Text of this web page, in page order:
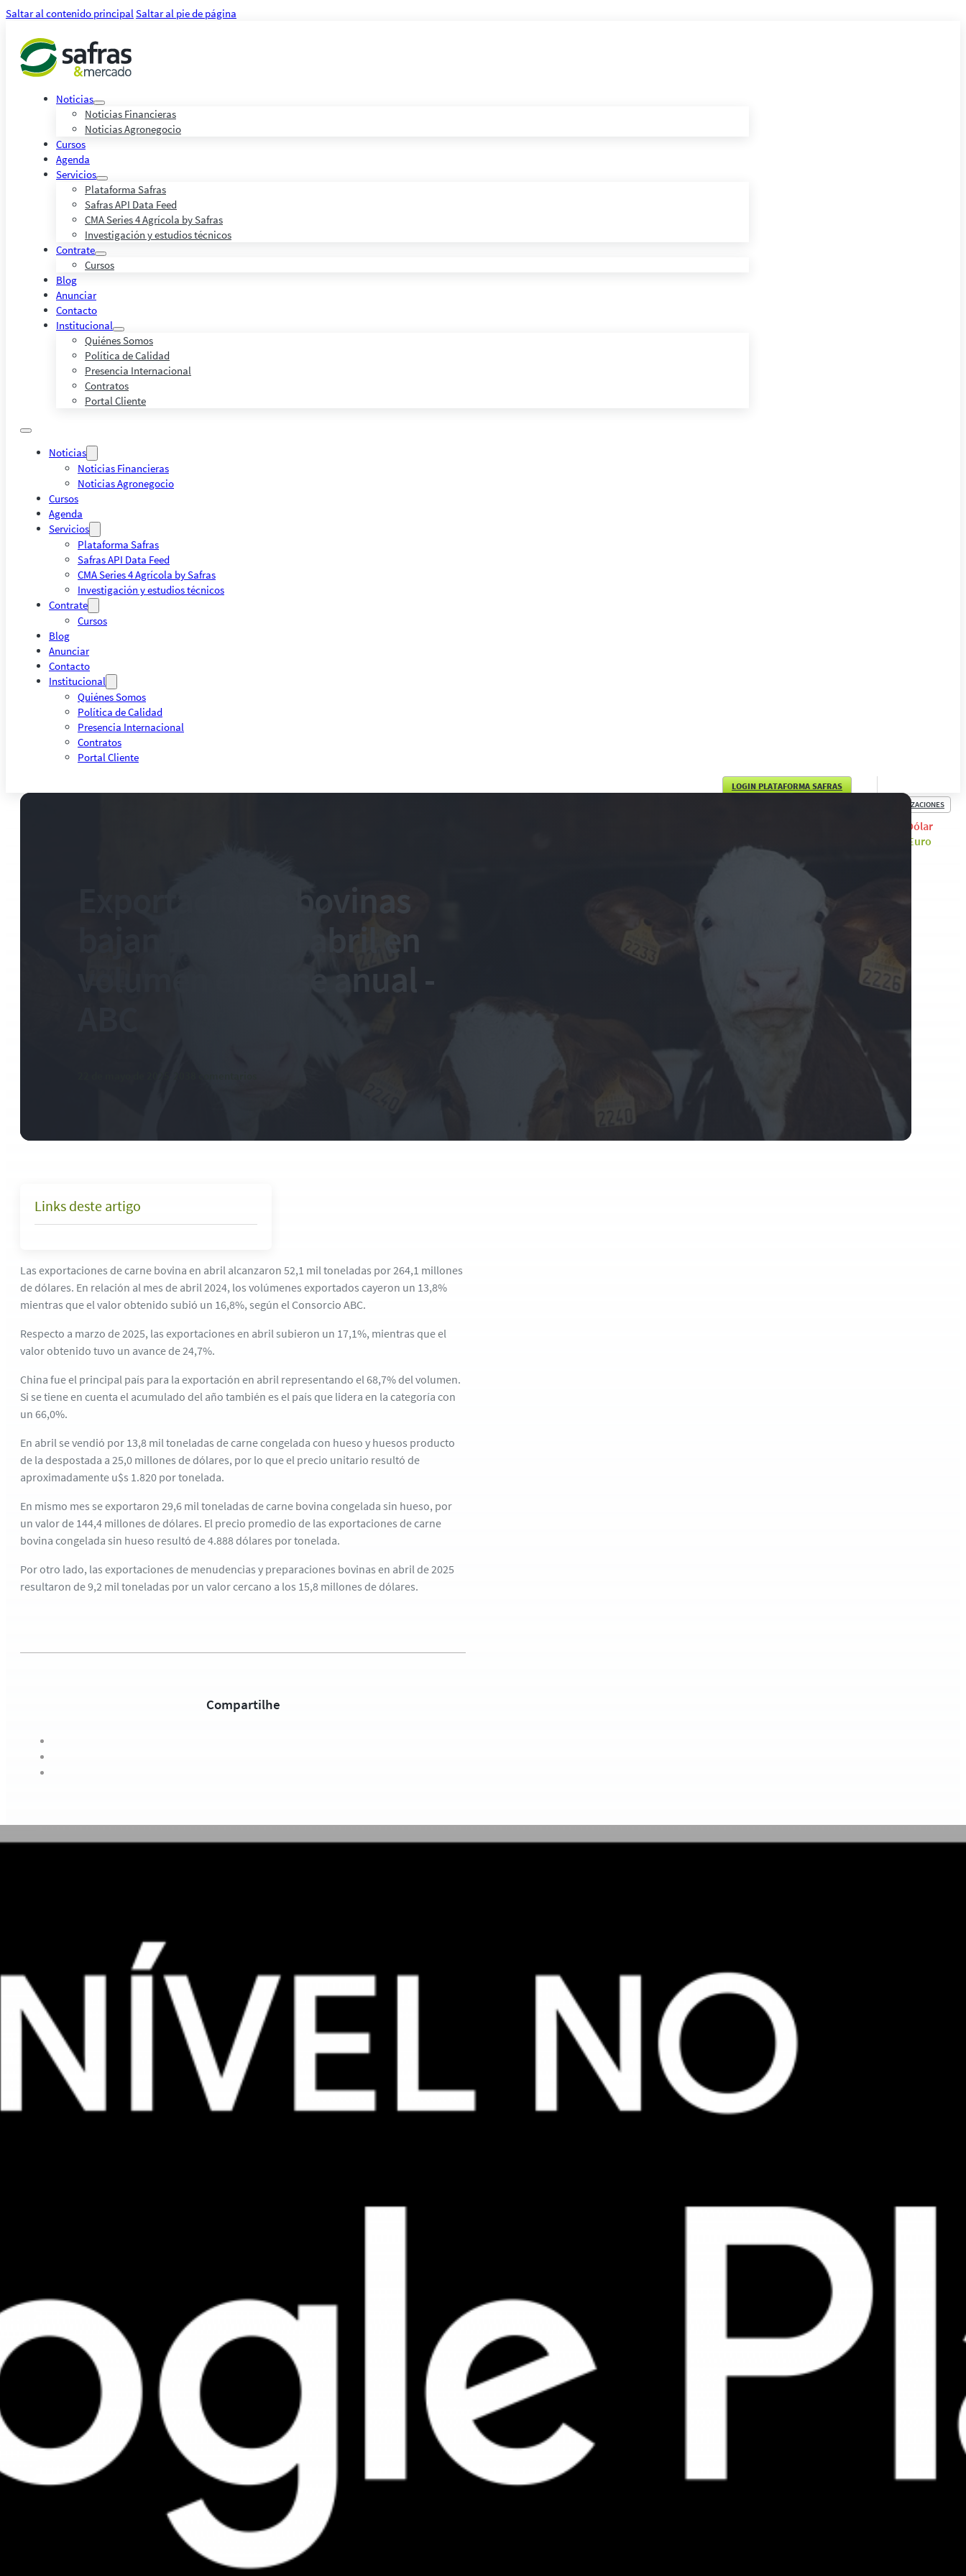
Saltar al contenido principalSaltar al pie de página
Noticias
Noticias Financieras
Noticias Agronegocio
Cursos
Agenda
Servicios
Plataforma Safras
Safras API Data Feed
CMA Series 4 Agrícola by Safras
Investigación y estudios técnicos
Contrate
Cursos
Blog
Anunciar
Contacto
Institucional
Quiénes Somos
Política de Calidad
Presencia Internacional
Contratos
Portal Cliente
Noticias
Noticias Financieras
Noticias Agronegocio
Cursos
Agenda
Servicios
Plataforma Safras
Safras API Data Feed
CMA Series 4 Agrícola by Safras
Investigación y estudios técnicos
Contrate
Cursos
Blog
Anunciar
Contacto
Institucional
Quiénes Somos
Política de Calidad
Presencia Internacional
Contratos
Portal Cliente
LOGIN PLATAFORMA SAFRAS
Português
COTIZACIONES
Dólar
Euro
Exportaciones bovinas
bajan 13,8% en abril en
volumen en base anual -
Links deste artigo
Las exportaciones de carne bovina en abril alcanzaron 52,1 mil toneladas por 264,1 millones
de dólares. En relación al mes de abril 2024, los volúmenes exportados cayeron un 13,8%
mientras que el valor obtenido subió un 16,8%, según el Consorcio ABC.
Respecto a marzo de 2025, las exportaciones en abril subieron un 17,1%, mientras que el
valor obtenido tuvo un avance de 24,7%.
China fue el principal país para la exportación en abril representando el 68,7% del volumen.
Si se tiene en cuenta el acumulado del año también es el país que lidera en la categoría con
un 66,0%.
En abril se vendió por 13,8 mil toneladas de carne congelada con hueso y huesos producto
de la despostada a 25,0 millones de dólares, por lo que el precio unitario resultó de
aproximadamente u$s 1.820 por tonelada.
En mismo mes se exportaron 29,6 mil toneladas de carne bovina congelada sin hueso, por
un valor de 144,4 millones de dólares. El precio promedio de las exportaciones de carne
bovina congelada sin hueso resultó de 4.888 dólares por tonelada.
Por otro lado, las exportaciones de menudencias y preparaciones bovinas en abril de 2025
resultaron de 9,2 mil toneladas por un valor cercano a los 15,8 millones de dólares.
Compartilhe